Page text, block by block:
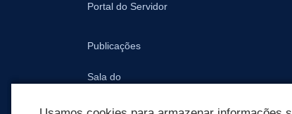
Portal do Servidor
Publicações
Sala do